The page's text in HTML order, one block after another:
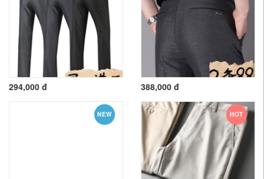
294,000 đ 388,000 đ
NEW HOT